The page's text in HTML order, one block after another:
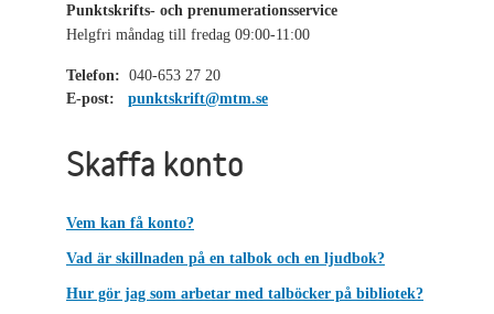
Punktskrifts- och prenumerationsservice
Helgfri måndag till fredag 09:00-11:00
Telefon: 040-653 27 20
E-post:
punktskrift@mtm.se
Skaffa konto
Vem kan få konto?
Vad är skillnaden på en talbok och en ljudbok?
Hur gör jag som arbetar med talböcker på bibliotek?